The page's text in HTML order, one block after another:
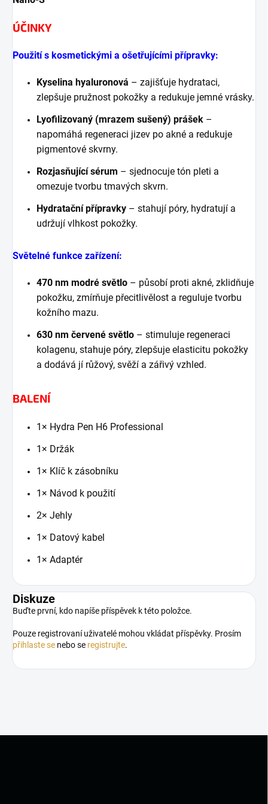
ÚČINKY
Použití s kosmetickými a ošetřujícími přípravky:
Kyselina hyaluronová – zajišťuje hydrataci,
zlepšuje pružnost pokožky a redukuje jemné vrásky.
Lyofilizovaný (mrazem sušený) prášek –
napomáhá regeneraci jizev po akné a redukuje
pigmentové skvrny.
Rozjasňující sérum – sjednocuje tón pleti a
omezuje tvorbu tmavých skvrn.
Hydratační přípravky – stahují póry, hydratují a
udržují vlhkost pokožky.
Světelné funkce zařízení:
470 nm modré světlo – působí proti akné, zklidňuje
pokožku, zmírňuje přecitlivělost a reguluje tvorbu
kožního mazu.
630 nm červené světlo – stimuluje regeneraci
kolagenu, stahuje póry, zlepšuje elasticitu pokožky
a dodává jí růžový, svěží a zářivý vzhled.
BALENÍ
1× Hydra Pen H6 Professional
1× Držák
1× Klíč k zásobníku
1× Návod k použití
2× Jehly
1× Datový kabel
1× Adaptér
Diskuze
Buďte první, kdo napíše příspěvek k této položce.
Pouze registrovaní uživatelé mohou vkládat příspěvky. Prosím
přihlaste se nebo se registrujte.